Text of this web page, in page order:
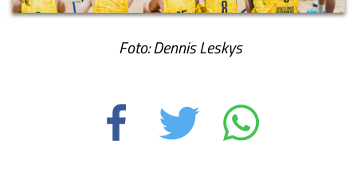
Foto: Dennis Leskys